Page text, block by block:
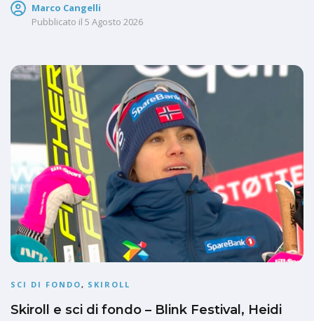
Marco Cangelli
Pubblicato il 5 Agosto 2026
SCI DI FONDO, SKIROLL
Skiroll e sci di fondo – Blink Festival, Heidi